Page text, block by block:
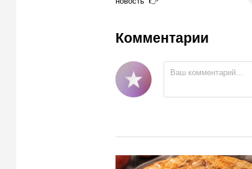
Комментарии